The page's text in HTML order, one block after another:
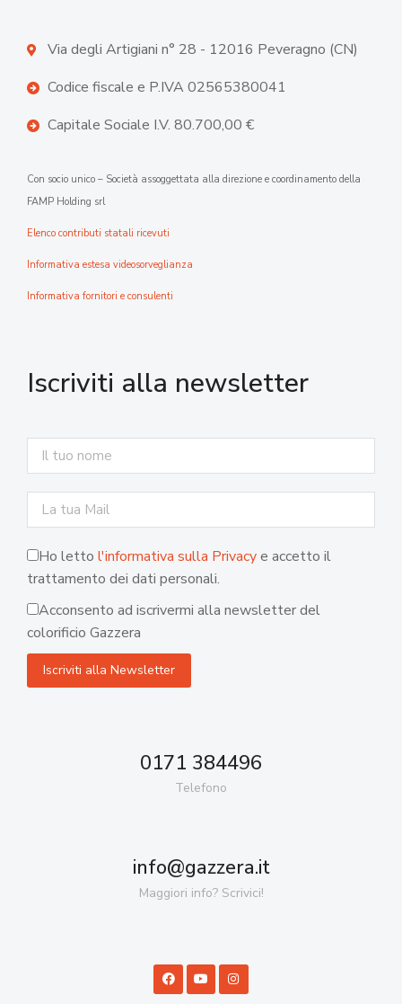
Via degli Artigiani n° 28 - 12016 Peveragno (CN)
Codice fiscale e P.IVA 02565380041
Capitale Sociale I.V. 80.700,00 €
Con socio unico – Società assoggettata alla direzione e coordinamento della
FAMP Holding srl
Elenco contributi statali ricevuti
Informativa estesa videosorveglianza
Informativa fornitori e consulenti
Iscriviti alla newsletter
Ho letto l'informativa sulla Privacye accetto il
trattamento dei dati personali.
Acconsento ad iscrivermi alla newsletter del
colorificio Gazzera
0171 384496
Telefono
info@gazzera.it
Maggiori info? Scrivici!